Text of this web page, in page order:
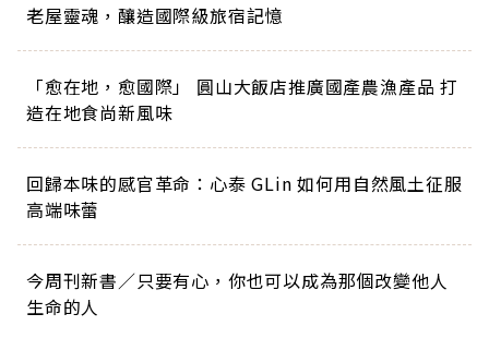
老屋靈魂，釀造國際級旅宿記憶
「愈在地，愈國際」 圓山大飯店推廣國產農漁產品 打
造在地食尚新風味
回歸本味的感官革命：心泰 GLin 如何用自然風土征服
高端味蕾
今周刊新書／只要有心，你也可以成為那個改變他人
生命的人